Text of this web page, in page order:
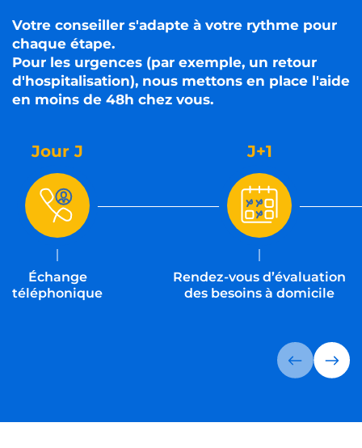
Votre conseiller s'adapte à votre rythme pour
chaque étape.
Pour les urgences (par exemple, un retour
d'hospitalisation), nous mettons en place l'aide
en moins de 48h chez vous.
Jour J
Échange
téléphonique
J+1
Rendez-vous d’évaluation
des besoins à domicile